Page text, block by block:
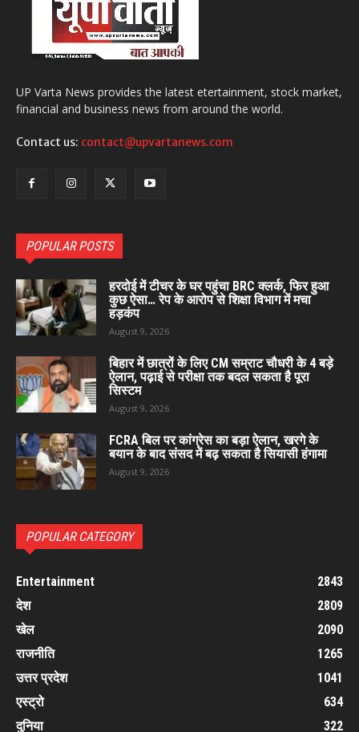
UP Varta News provides the latest etertainment, stock market,
financial and business news from around the world.
Contact us: contact@upvartanews.com
POPULAR POSTS
हरदोई में टीचर के घर पहुंचा BRC क्लर्क, फिर हुआ
कुछ ऐसा… रेप के आरोप से शिक्षा विभाग में मचा
हड़कंप
August 9, 2026
बिहार में छात्रों के लिए CM सम्राट चौधरी के 4 बड़े
ऐलान, पढ़ाई से परीक्षा तक बदल सकता है पूरा
सिस्टम
August 9, 2026
FCRA बिल पर कांग्रेस का बड़ा ऐलान, खरगे के
बयान के बाद संसद में बढ़ सकता है सियासी हंगामा
August 9, 2026
POPULAR CATEGORY
Entertainment
2843
देश
2809
खेल
2090
राजनीति
1265
उत्तर प्रदेश
1041
एस्ट्रो
634
दुनिया
322